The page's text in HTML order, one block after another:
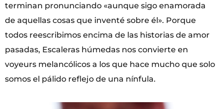
terminan pronunciando «aunque sigo enamorada
de aquellas cosas que inventé sobre él». Porque
todos reescribimos encima de las historias de amor
pasadas, Escaleras húmedas nos convierte en
voyeurs melancólicos a los que hace mucho que solo
somos el pálido reflejo de una nínfula.